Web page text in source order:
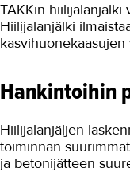
TAKKin
Hiilijalanjälki
Hankintoihin
Hiilijalanjäljen
toiminnan
ja betonijätteen